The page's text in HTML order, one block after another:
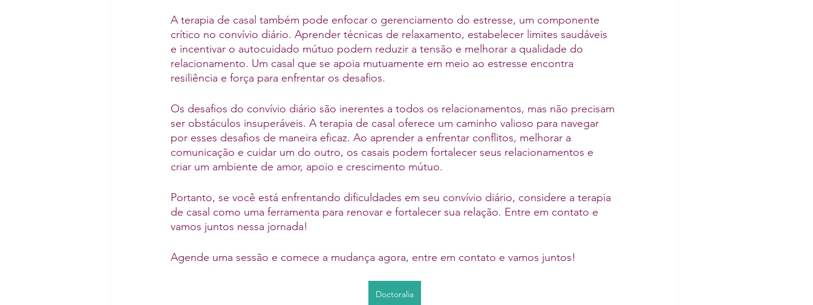
A terapia de casal também pode enfocar o gerenciamento do estresse, um componente
crítico no convívio diário. Aprender técnicas de relaxamento, estabelecer limites saudáveis
e incentivar o autocuidado mútuo podem reduzir a tensão e melhorar a qualidade do
relacionamento. Um casal que se apoia mutuamente em meio ao estresse encontra
resiliência e força para enfrentar os desafios.
Os desafios do convívio diário são inerentes a todos os relacionamentos, mas não precisam
ser obstáculos insuperáveis. A terapia de casal oferece um caminho valioso para navegar
por esses desafios de maneira eficaz. Ao aprender a enfrentar conflitos, melhorar a
comunicação e cuidar um do outro, os casais podem fortalecer seus relacionamentos e
criar um ambiente de amor, apoio e crescimento mútuo.
Portanto, se você está enfrentando dificuldades em seu convívio diário, considere a terapia
de casal como uma ferramenta para renovar e fortalecer sua relação. Entre em contato e
vamos juntos nessa jornada!
Agende uma sessão e comece a mudança agora, entre em contato e vamos juntos!
Doctoralia